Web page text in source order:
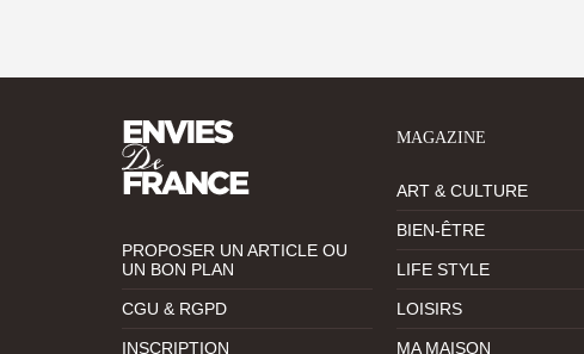
PROPOSER UN ARTICLE OU
UN BON PLAN
CGU & RGPD
INSCRIPTION
MAGAZINE
ART & CULTURE
BIEN-ÊTRE
LIFE STYLE
LOISIRS
MA MAISON